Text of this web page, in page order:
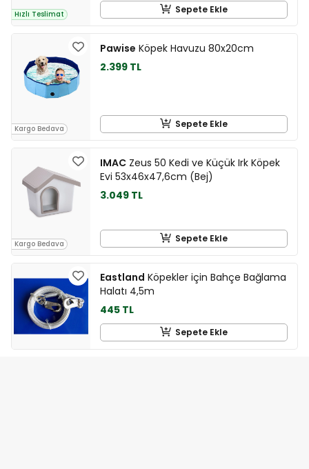
Hızlı Teslimat Sepete Ekle
Kargo Bedava
Pawise Köpek Havuzu 80x20cm
2.399 TL
Sepete Ekle
Kargo Bedava
IMAC Zeus 50 Kedi ve Küçük Irk Köpek
Evi 53x46x47,6cm (Bej)
3.049 TL
Sepete Ekle
Eastland Köpekler için Bahçe Bağlama
Halatı 4,5m
445 TL
Sepete Ekle